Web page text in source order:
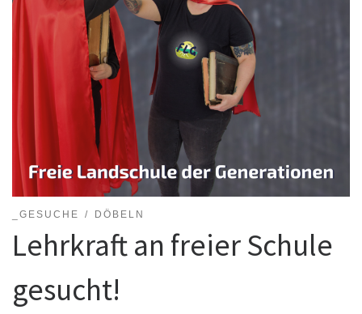
_GESUCHE DÖBELN
Lehrkraft an freier Schule
gesucht!